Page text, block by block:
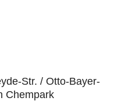
Str. / Otto-Bayer-
Chempark